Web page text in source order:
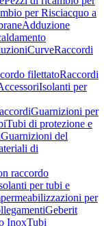
per Risciacquo a
Adduzione
CurveRaccordi
filettatoRaccordi
Isolanti per
Guarnizioni per
Tubi di protezione e
Guarnizioni del
di
raccordo
per tubi e
per
Geberit
InoxTubi